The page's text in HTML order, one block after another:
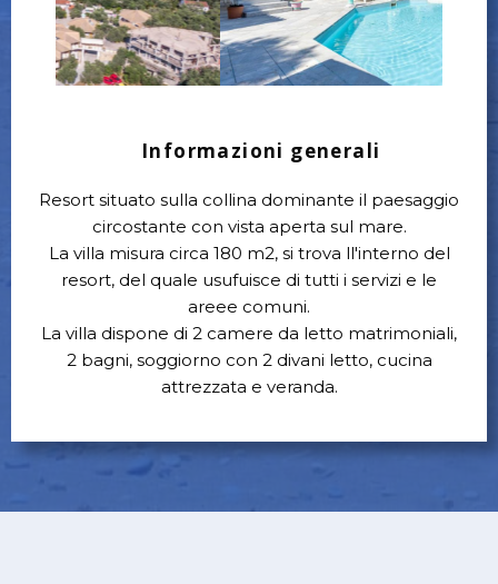
Informazioni generali
Resort situato sulla collina dominante il paesaggio
circostante con vista aperta sul mare.
La villa misura circa 180 m2, si trova ll'interno del
resort, del quale usufuisce di tutti i servizi e le
areee comuni.
La villa dispone di 2 camere da letto matrimoniali,
2 bagni, soggiorno con 2 divani letto, cucina
attrezzata e veranda.